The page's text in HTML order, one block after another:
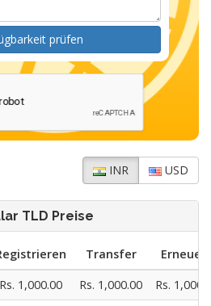
prüfen
INR USD
TLD Preise
Transfer
Rs. 1,000.00 Rs. 1,000.00
Rs.